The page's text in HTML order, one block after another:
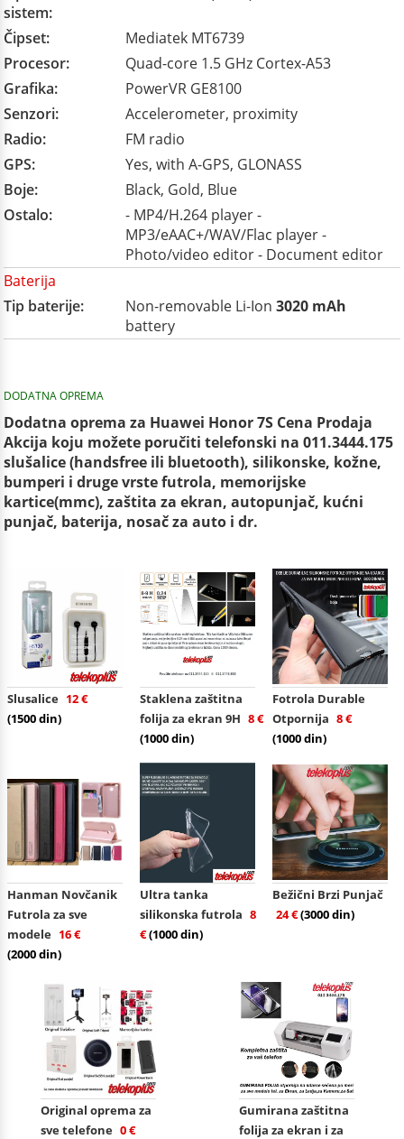
sistem:
Čipset:
Mediatek MT6739
Procesor:
Quad-core 1.5 GHz Cortex-A53
Grafika:
PowerVR GE8100
Senzori:
Accelerometer, proximity
Radio:
FM radio
GPS:
Yes, with A-GPS, GLONASS
Boje:
Black, Gold, Blue
Ostalo:
- MP4/H.264 player -
MP3/eAAC+/WAV/Flac player -
Photo/video editor - Document editor
Baterija
Tip baterije:
Non-removable Li-Ion 3020 mAh
battery
DODATNA OPREMA
Dodatna oprema za Huawei Honor 7S Cena Prodaja
Akcija koju možete poručiti telefonski na 011.3444.175
slušalice (handsfree ili bluetooth), silikonske, kožne,
bumperi i druge vrste futrola, memorijske
kartice(mmc), zaštita za ekran, autopunjač, kućni
punjač, baterija, nosač za auto i dr.
Slusalice 12 €
(1500 din)
Staklena zaštitna
folija za ekran 9H 8 €
(1000 din)
Fotrola Durable
Otpornija 8 €
(1000 din)
Hanman Novčanik
Futrola za sve
modele 16 €
(2000 din)
Ultra tanka
silikonska futrola 8
€(1000 din)
Bežični Brzi Punjač
24 €(3000 din)
Original oprema za
sve telefone 0 €
Gumirana zaštitna
folija za ekran i za